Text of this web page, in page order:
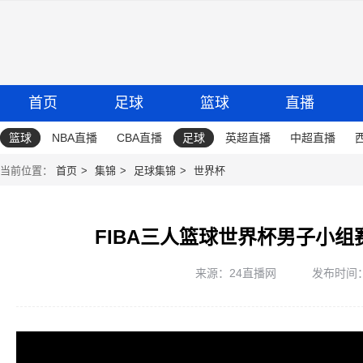
首页 足球 篮球 直播
篮球 NBA直播 CBA直播 足球 英超直播 中超直播
当前位置： 首页 集锦 足球集锦 世界杯
FIBA三人篮球世界杯男子小组
来源：24直播网 发布时间